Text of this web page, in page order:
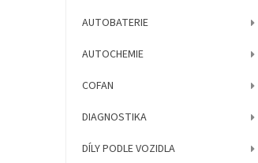
AUTOBATERIE
AUTOCHEMIE
COFAN
DIAGNOSTIKA
DÍLY PODLE VOZIDLA